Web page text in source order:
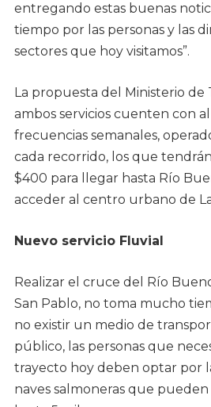
entregando estas buenas
tiempo por las personas y las
sectores que hoy visitamos”.
La propuesta del Ministerio de
ambos servicios cuenten con
frecuencias semanales,
cada recorrido, los que
$400 para llegar hasta Río
acceder al centro urbano de
Nuevo servicio Fluvial
Realizar el cruce del Río
San Pablo, no toma mucho
no existir un medio de
público, las personas que
trayecto hoy deben optar por
naves salmoneras que